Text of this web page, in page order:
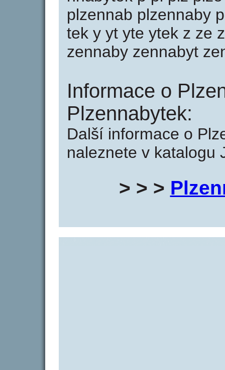
plzennab plzennaby
tek y yt yte ytek z ze
zennaby zennabyt
Informace o
Plzennabytek:
Další informace o
naleznete v katalogu
> > >